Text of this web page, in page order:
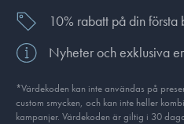
10% rabatt på din första
Nyheter och exklusiva
*Värdekoden kan inte användas på
custom smycken, och kan inte heller
kampanjer. Värdekoden är giltig i 30